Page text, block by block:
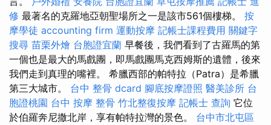
修 最著名的克羅地亞朝聖場所之一是該市561個樓梯。 按
摩學徒 accounting firm 運動按摩 記帳士課程費用 關鍵字
搜尋 苗栗外燴 台胞證宜蘭 早餐後，我們看到了古羅馬的第
一個也是最大的馬戲團，即馬戲團馬克西姆斯的遺體，後來
我們走到真理的嘴裡。 希臘西部的帕特拉（Patra）是希臘
第三大城市。 台中 整骨 dcard 腳底按摩證照 醫美診所 台
胞證桃園 台中 按摩 整骨 竹北整復按摩 記帳士 查詢 它位
於伯羅奔尼撒北岸，享有帕特拉灣的景色。 台中市北屯區